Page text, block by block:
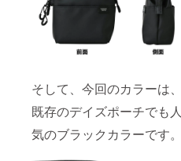
そして、今回のカラーは、
既存のデイズポーチでも人
気のブラックカラーです。